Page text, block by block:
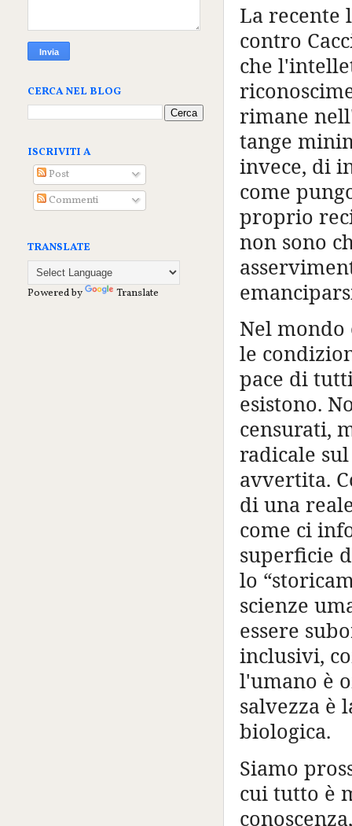
La recente
contro
che
rimane
tange
invece, di
come
proprio
non sono
Nel mondo
le
pace di
esistono.
censurati,
radicale
avvertita.
di una
come ci
superficie
lo
scienze
essere
inclusivi,
l'umano è
salvezza è
biologica.
Siamo
cui tutto è
CERCA NEL BLOG
ISCRIVITI A
Post
Commenti
TRANSLATE
Powered by Translate